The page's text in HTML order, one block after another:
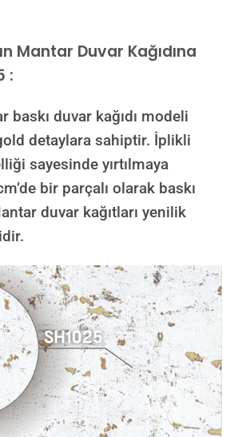
Mantar Duvar Kağıdına
:
duvar kağıdı modeli
detaylara sahiptir. İplikli
sayesinde yırtılmaya
bir parçalı olarak baskı
duvar kağıtları yenilik